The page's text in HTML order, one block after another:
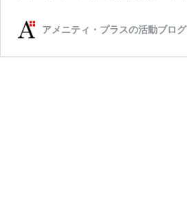
アメニティ・プラスの活動ブログ